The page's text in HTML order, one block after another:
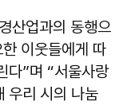
산업과의 동행으
이웃들에게 따
다”며 “서울사랑
우리 시의 나눔